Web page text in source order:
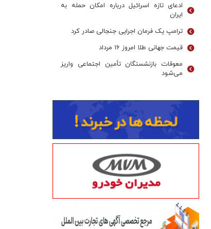
ادعای تازه اسرائیل درباره امکان حمله به
ایران
ترامپ یک فرمان اجرایی جنجالی صادر کرد
قیمت جهانی طلا امروز ۱۶ مرداد
معوقات بازنشستگان تأمین اجتماعی واریز
می‌شود